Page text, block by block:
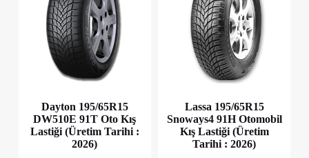
Dayton 195/65R15
DW510E 91T Oto Kış
Lastiği (Üretim Tarihi :
2026)
Lassa 195/65R15
Snoways4 91H Otomobil
Kış Lastiği (Üretim
Tarihi : 2026)